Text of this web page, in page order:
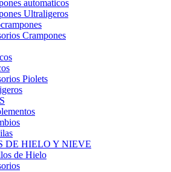
automaticos
Ultraligeros
Crampones
Piolets
DE HIELO Y NIEVE
de Hielo